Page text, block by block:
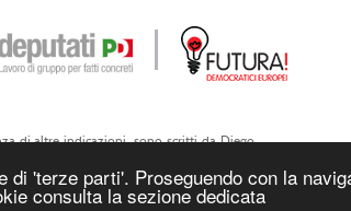
'terze parti'. Proseguendo con la
consulta la sezione dedicata
di altre indicazioni, sono scritti da Diego